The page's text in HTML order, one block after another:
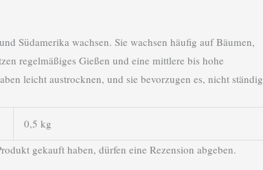
Südamerika wachsen. Sie wachsen häufig auf Bäumen,
regelmäßiges Gießen und eine mittlere bis hohe
leicht austrocknen, und sie bevorzugen es, nicht ständig
0,5 kg
gekauft haben, dürfen eine Rezension abgeben.